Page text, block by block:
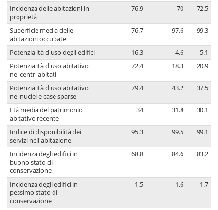
Incidenza delle abitazioni in
proprietà
76.9 70 72.5
Superficie media delle
abitazioni occupate
76.7 97.6 99.3
Potenzialità d'uso degli edifici 16.3 4.6
5.1
Potenzialità d'uso abitativo
nei centri abitati
72.4 18.3 20.9
Potenzialità d'uso abitativo
nei nuclei e case sparse
79.4 43.2 37.5
Età media del patrimonio
abitativo recente
34 31.8 30.1
Indice di disponibilità dei
servizi nell'abitazione
95.3 99.5 99.1
Incidenza degli edifici in
buono stato di
conservazione
68.8 84.6 83.2
Incidenza degli edifici in
pessimo stato di
conservazione
1.5 1.6 1.7